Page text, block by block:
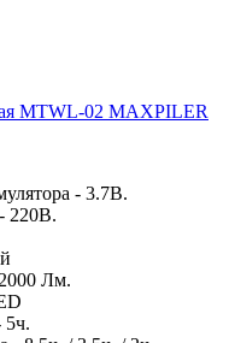
MTWL-02 MAXPILER
- 3.7В.
220В.
Лм.
5ч.